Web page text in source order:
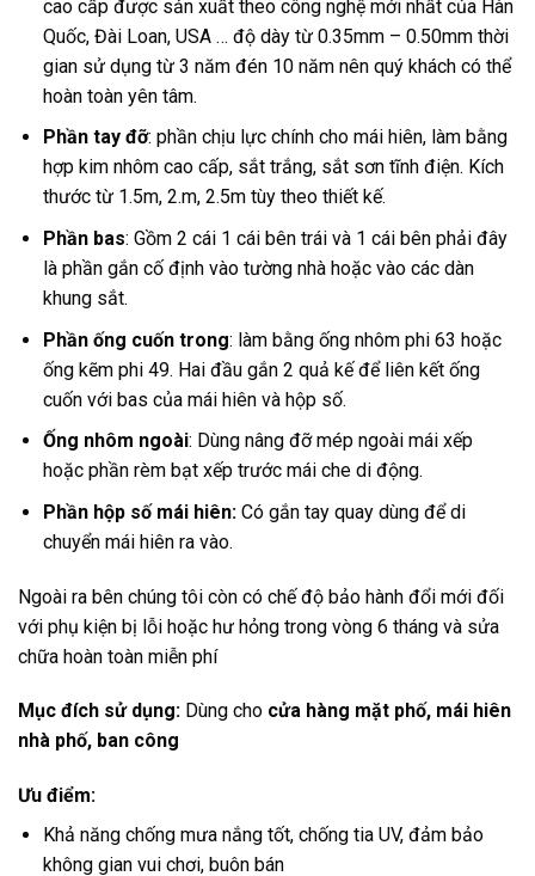
cao cấp được sản xuất theo công nghệ mới nhất của Hàn
Quốc, Đài Loan, USA … độ dày từ 0.35mm – 0.50mm thời
gian sử dụng từ 3 năm đén 10 năm nên quý khách có thể
hoàn toàn yên tâm.
Phần tay đỡ: phần chịu lực chính cho mái hiên, làm bằng
hợp kim nhôm cao cấp, sắt trắng, sắt sơn tĩnh điện. Kích
thước từ 1.5m, 2.m, 2.5m tùy theo thiết kế.
Phần bas: Gồm 2 cái 1 cái bên trái và 1 cái bên phải đây
là phần gắn cố định vào tường nhà hoặc vào các dàn
khung sắt.
Phần ống cuốn trong: làm bằng ống nhôm phi 63 hoặc
ống kẽm phi 49. Hai đầu gắn 2 quả kế để liên kết ống
cuốn với bas của mái hiên và hộp số.
Ống nhôm ngoài: Dùng nâng đỡ mép ngoài mái xếp
hoặc phần rèm bạt xếp trước mái che di động.
Phần hộp số mái hiên: Có gắn tay quay dùng để di
chuyển mái hiên ra vào.
Ngoài ra bên chúng tôi còn có chế độ bảo hành đổi mới đối
với phụ kiện bị lỗi hoặc hư hỏng trong vòng 6 tháng và sửa
chữa hoàn toàn miễn phí
Mục đích sử dụng: Dùng cho cửa hàng mặt phố, mái hiên
nhà phố, ban công
Ưu điểm:
Khả năng chống mưa nắng tốt, chống tia UV, đảm bảo
không gian vui chơi, buôn bán